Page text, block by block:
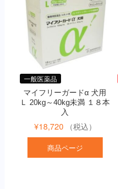
一般医薬品
マイフリーガードα 犬用
Ｌ 20kg～40kg未満 １８本
入
¥18,720 （税込）
商品ページ